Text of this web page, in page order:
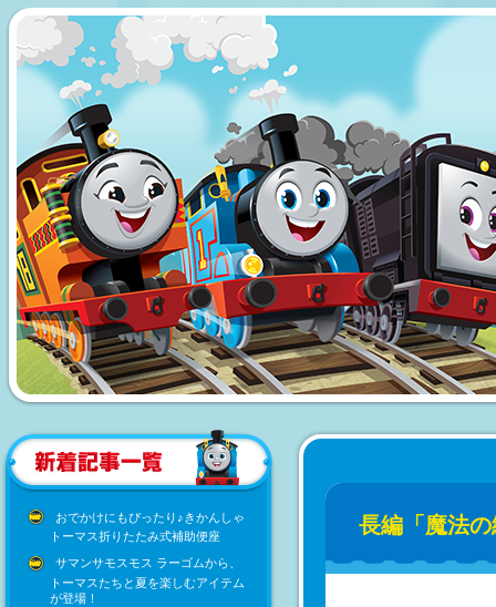
おでかけにもぴったり♪きかんしゃ
トーマス折りたたみ式補助便座
サマンサモスモス ラーゴムから、
トーマスたちと夏を楽しむアイテム
が登場！
長編「魔法